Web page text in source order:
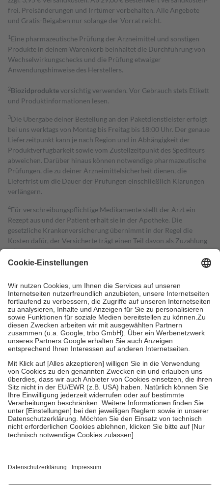
frei. Preisänderungen und Irrtümer vorbehalten. Alle Angebote
und Gratis-Beigaben nur solange der Vorrat reicht.
1 Eine pharmazeutische Prüfung der Arzneimittel und sonstigen
Produkte in deinem Warenkorb beinhaltet die Durchführung von
Wechselwirkungschecks und die Prüfung etwaiger
Anwendungshinweise des Herstellers.
2Biozidproduktevorsichtig verwenden. Vor Gebrauch stets Etikett
und Produktinformationen lesen.
3Die Übergabe deiner Bestellung an den Paketdienstleister erfolgt
bei uns werktags von Montag bis Freitag bis 18:00 Uhr. Der genaue
Lieferzeitpunkt kann je nach Region und in Abhängigkeit der
Produktverfügbarkeit sowie vom Zustellzeitpunkt des Spediteurs
abweichen. Darüber hinaus können notwendige pharmazeutische
Prüfungen, die zu deiner Arzneimittelsicherheit dienen, die
Lieferfrist um die Dauer der Prüfungen einschließlich Klärungen
verlängern.
4Für verschreibungspflichtige Medikamente stellt der Arzt ein
Rezept aus und der Patient erhält sie in der Apotheke. Die
gesetzliche Krankenversicherung übernimmt in der Regel die
Kosten dafür, der Versicherte trägt einen Teil davon als Zuzahlung
mit.
Grundsätzlich leisten Mitglieder Zuzahlungen in Höhe von zehn
höchstens zehn Euro.
Es sind jedoch nie mehr als die tatsächlichen
Kosten der Leistung zu entrichten.
Diese Regeln gelten grundsätzlich auch für Online-Apotheken.
Bei Heilmitteln und häuslicher Krankenpflege beträgt die
Zuzahlung zehn Prozent der Kosten sowie zehn Euro je
Verordnung.
Um das Engagement der Versicherten für ihre eigene Gesundheit zu
stärken und die besondere Stellung der Familie zu unterstützen,
fallenkeine Zuzahlungenan bei:
• Kindern und Jugendlichen bis zum vollendeten 18. Lebensjahr
mit Ausnahme der Fahrkosten
• Untersuchungen zur Vorsorge und Früherkennung, die von der
GKV getragen werden
• empfohlenen Schutzimpfungen
• Harn- und Blutteststreifen
getroffen, um sicherzustellen, dass es sich um echte Bewertungen